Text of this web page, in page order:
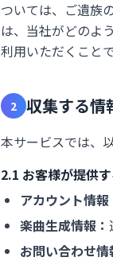
ついては、ご遺族
は、当社がどのよ
利用いただくこと
2 収集する情
本サービスでは、
2.1 お客様が提供
アカウント情報
楽曲生成情報：
お問い合わせ情